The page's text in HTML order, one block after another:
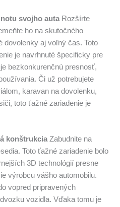
svojho auta Rozšírte
ho na skutočného
dovolenky aj voľný čas. Toto
je navrhnuté špecificky pre
bezkonkurenčnú presnosť,
Či už potrebujete
karavan na dovolenku,
toto ťažné zariadenie je
konštrukcia Zabudnite na
Toto ťažné zariadenie bolo
3D technológií presne
výrobcu vášho automobilu.
vopred pripravených
vozidla. Vďaka tomu je